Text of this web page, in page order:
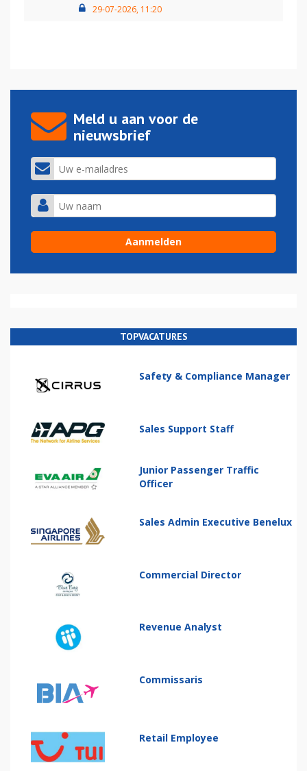
29-07-2026, 11:20
Meld u aan voor de
nieuwsbrief
TOPVACATURES
Safety & Compliance Manager
Sales Support Staff
Junior Passenger Traffic
Officer
Sales Admin Executive Benelux
Commercial Director
Revenue Analyst
Commissaris
Retail Employee